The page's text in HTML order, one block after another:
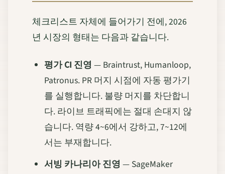
체크리스트 자체에 들어가기 전에, 2026
년 시장의 형태는 다음과 같습니다.
평가 CI 진영 — Braintrust, Humanloop,
Patronus. PR 머지 시점에 자동 평가기
를 실행합니다. 불량 머지를 차단합니
다. 라이브 트래픽에는 절대 손대지 않
습니다. 역량 4~6에서 강하고, 7~12에
서는 부재합니다.
서빙 카나리아 진영 — SageMaker